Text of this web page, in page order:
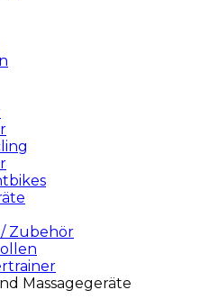
Zubehör
Massagegeräte